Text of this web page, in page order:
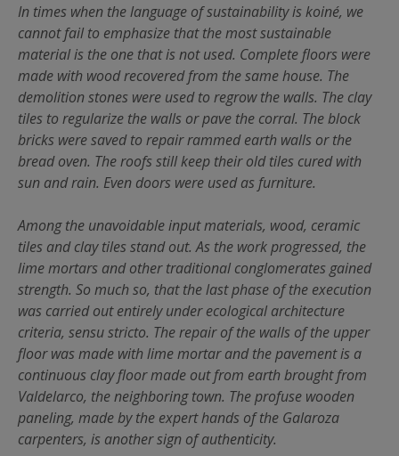
In times when the language of sustainability is koiné, we
cannot fail to emphasize that the most sustainable
material is the one that is not used. Complete floors were
made with wood recovered from the same house. The
demolition stones were used to regrow the walls. The clay
tiles to regularize the walls or pave the corral. The block
bricks were saved to repair rammed earth walls or the
bread oven. The roofs still keep their old tiles cured with
sun and rain. Even doors were used as furniture.
Among the unavoidable input materials, wood, ceramic
tiles and clay tiles stand out. As the work progressed, the
lime mortars and other traditional conglomerates gained
strength. So much so, that the last phase of the execution
was carried out entirely under ecological architecture
criteria, sensu stricto. The repair of the walls of the upper
floor was made with lime mortar and the pavement is a
continuous clay floor made out from earth brought from
Valdelarco, the neighboring town. The profuse wooden
paneling, made by the expert hands of the Galaroza
carpenters, is another sign of authenticity.